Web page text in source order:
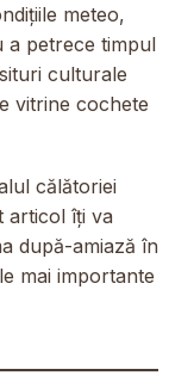
meteo,
a petrece timpul
culturale
vitrine cochete
călătoriei
articol îți va
după-amiază în
mai importante